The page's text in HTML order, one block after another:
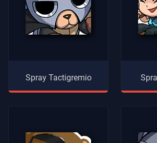
Spray Tactigremio